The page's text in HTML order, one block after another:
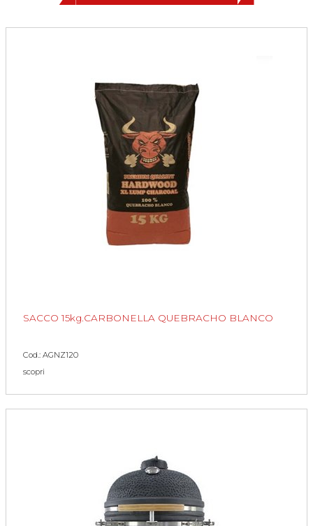
SACCO 15kg.CARBONELLA QUEBRACHO BLANCO
Cod.: AGNZ120
scopri